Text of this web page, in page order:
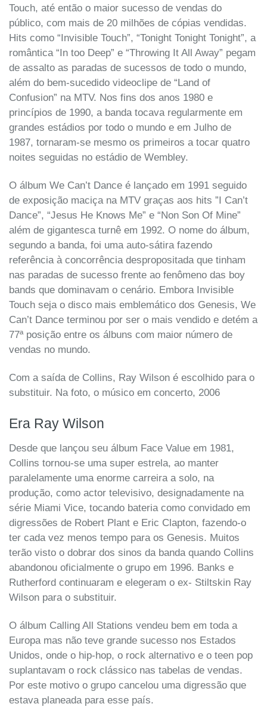
Touch, até então o maior sucesso de vendas do
público, com mais de 20 milhões de cópias vendidas.
Hits como “Invisible Touch”, “Tonight Tonight Tonight”, a
romântica “In too Deep” e “Throwing It All Away” pegam
de assalto as paradas de sucessos de todo o mundo,
além do bem-sucedido videoclipe de “Land of
Confusion” na MTV. Nos fins dos anos 1980 e
princípios de 1990, a banda tocava regularmente em
grandes estádios por todo o mundo e em Julho de
1987, tornaram-se mesmo os primeiros a tocar quatro
noites seguidas no estádio de Wembley.
O álbum We Can’t Dance é lançado em 1991 seguido
de exposição maciça na MTV graças aos hits ”I Can’t
Dance”, “Jesus He Knows Me” e “Non Son Of Mine”
além de gigantesca turnê em 1992. O nome do álbum,
segundo a banda, foi uma auto-sátira fazendo
referência à concorrência despropositada que tinham
nas paradas de sucesso frente ao fenômeno das boy
bands que dominavam o cenário. Embora Invisible
Touch seja o disco mais emblemático dos Genesis, We
Can’t Dance terminou por ser o mais vendido e detém a
77ª posição entre os álbuns com maior número de
vendas no mundo.
Com a saída de Collins, Ray Wilson é escolhido para o
substituir. Na foto, o músico em concerto, 2006
Era Ray Wilson
Desde que lançou seu álbum Face Value em 1981,
Collins tornou-se uma super estrela, ao manter
paralelamente uma enorme carreira a solo, na
produção, como actor televisivo, designadamente na
série Miami Vice, tocando bateria como convidado em
digressões de Robert Plant e Eric Clapton, fazendo-o
ter cada vez menos tempo para os Genesis. Muitos
terão visto o dobrar dos sinos da banda quando Collins
abandonou oficialmente o grupo em 1996. Banks e
Rutherford continuaram e elegeram o ex- Stiltskin Ray
Wilson para o substituir.
O álbum Calling All Stations vendeu bem em toda a
Europa mas não teve grande sucesso nos Estados
Unidos, onde o hip-hop, o rock alternativo e o teen pop
suplantavam o rock clássico nas tabelas de vendas.
Por este motivo o grupo cancelou uma digressão que
estava planeada para esse país.